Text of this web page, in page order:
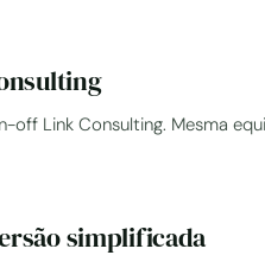
Link Consulting. Mesma
simplificada